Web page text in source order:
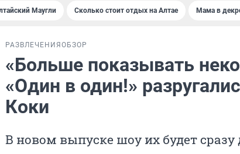
Маугли Сколько стоит отдых на Алтае Мама в
РАЗВЛЕЧЕНИЯ ОБЗОР
«Больше показывать
«Один в один!»
Коки
В новом выпуске шоу их будет сразу